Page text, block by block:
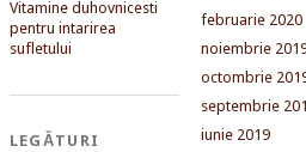
Vitamine duhovnicesti
pentru intarirea
sufletului
LEGĂTURI
februarie 2020
noiembrie
octombrie
septembrie
iunie 2019